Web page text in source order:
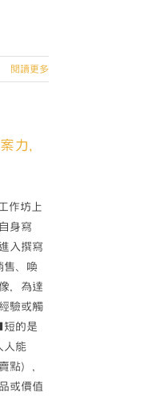
閱讀更多
力，
作坊上
身寫
入撰寫
售、喚
，為達
驗或觸
短的是
人能
點），
或價值